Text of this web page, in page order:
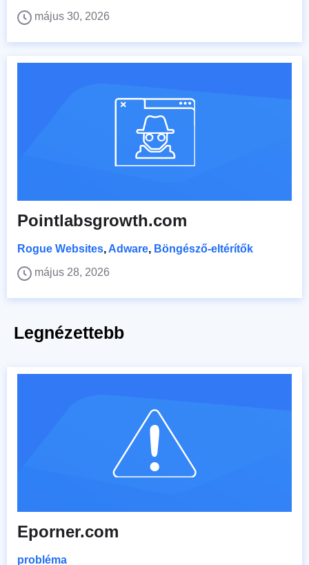
május 30, 2026
Pointlabsgrowth.com
Rogue Websites,Adware, Böngésző-eltérítők
május 28, 2026
Legnézettebb
Eporner.com
probléma